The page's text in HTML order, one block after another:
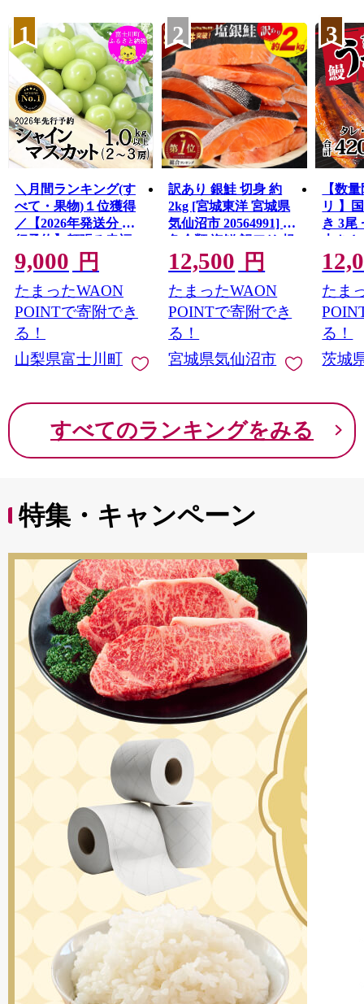
1
＼月間ランキング(す
べて・果物)１位獲得
／【2026年発送分 先
行予約】頬張る幸福
感 〜緑の宝石・ シ
ャインマスカット 〜
１ｋｇ以上（２〜３
房） フルーツ 山梨県
産 果物 くだもの シャ
イン マスカット ぶど
う ブドウ 葡萄 大粒 種
9000円 九千円
9,000 円
たまったWAON
POINTで寄附でき
る！
山梨県富士川町
2
訳あり 銀鮭 切身 約
2kg [宮城東洋 宮城県
気仙沼市 20564991] 鮭
魚介類 海鮮 訳アリ 規
格外 不揃い さけ サケ
鮭切身 シャケ 切り身
冷凍 家庭用 おかず 弁
当 支援 サーモン 銀鮭
切り身 魚 わけあり
12,500 円
たまったWAON
POINTで寄附でき
る！
宮城県気仙沼市
3
【数
リ 】
き 3尾
大き
レ・
鰻 ふ
な重
茨城
と納
たま
る！
茨城
すべてのランキングをみる
特集・キャンペーン